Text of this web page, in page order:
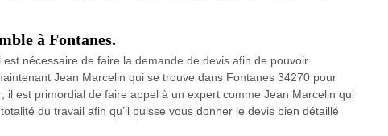
à Fontanes.
nécessaire de faire la demande de devis afin de pouvoir
Jean Marcelin qui se trouve dans Fontanes 34270 pour
il est primordial de faire appel à un expert comme Jean Marcelin qui
du travail afin qu’il puisse vous donner le devis bien détaillé